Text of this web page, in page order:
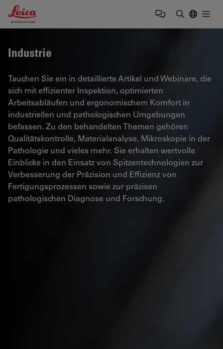
Leica Microsystems Logo
Industrie
Tauchen Sie ein in detaillierte Artikel und Webinare, die
sich mit effizienter Inspektion, optimierten
Arbeitsabläufen und ergonomischem Komfort in
industriellen und pathologischen Umgebungen
befassen. Zu den behandelten Themen gehören
Qualitätskontrolle, Materialanalyse, Mikroskopie in der
Pathologie und vieles mehr. Sie erhalten wertvolle
Einblicke in den Einsatz von Spitzentechnologien zur
Verbesserung der Präzision und Effizienz von
Fertigungsprozessen sowie zur präzisen
pathologischen Diagnose und Forschung.